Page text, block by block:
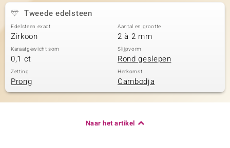
Tweede edelsteen
Edelsteen exact
Zirkoon
Aantal en grootte
2 à 2 mm
Karaatgewicht som
0,1 ct
Slijpvorm
Rond geslepen
Zetting
Prong
Herkomst
Cambodja
Naar het artikel